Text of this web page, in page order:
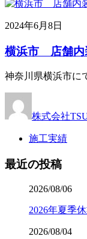
2024年6月8日
横浜市 店舗内
神奈川県横浜市に
株式会社
施工実績
最近の投稿
2026/08/06
2026年夏季
2026/08/04